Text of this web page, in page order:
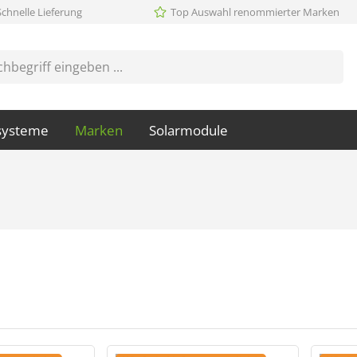
Lieferung Top Auswahl renommierter Marken
Marken Solarmodule